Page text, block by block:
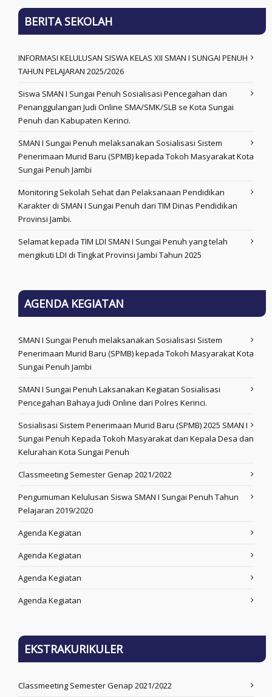
BERITA SEKOLAH
INFORMASI KELULUSAN SISWA KELAS XII SMAN I SUNGAI PENUH
TAHUN PELAJARAN 2025/2026
Siswa SMAN I Sungai Penuh Sosialisasi Pencegahan dan
Penanggulangan Judi Online SMA/SMK/SLB se Kota Sungai
Penuh dan Kabupaten Kerinci.
SMAN I Sungai Penuh melaksanakan Sosialisasi Sistem
Penerimaan Murid Baru (SPMB) kepada Tokoh Masyarakat Kota
Sungai Penuh Jambi
Monitoring Sekolah Sehat dan Pelaksanaan Pendidikan
Karakter di SMAN I Sungai Penuh dari TIM Dinas Pendidikan
Provinsi Jambi.
Selamat kepada TIM LDI SMAN I Sungai Penuh yang telah
mengikuti LDI di Tingkat Provinsi Jambi Tahun 2025
AGENDA KEGIATAN
SMAN I Sungai Penuh melaksanakan Sosialisasi Sistem
Penerimaan Murid Baru (SPMB) kepada Tokoh Masyarakat Kota
Sungai Penuh Jambi
SMAN I Sungai Penuh Laksanakan Kegiatan Sosialisasi
Pencegahan Bahaya Judi Online dari Polres Kerinci.
Sosialisasi Sistem Penerimaan Murid Baru (SPMB) 2025 SMAN I
Sungai Penuh Kepada Tokoh Masyarakat dan Kepala Desa dan
Kelurahan Kota Sungai Penuh
Classmeeting Semester Genap 2021/2022
Pengumuman Kelulusan Siswa SMAN I Sungai Penuh Tahun
Pelajaran 2019/2020
Agenda Kegiatan
Agenda Kegiatan
Agenda Kegiatan
Agenda Kegiatan
EKSTRAKURIKULER
Classmeeting Semester Genap 2021/2022